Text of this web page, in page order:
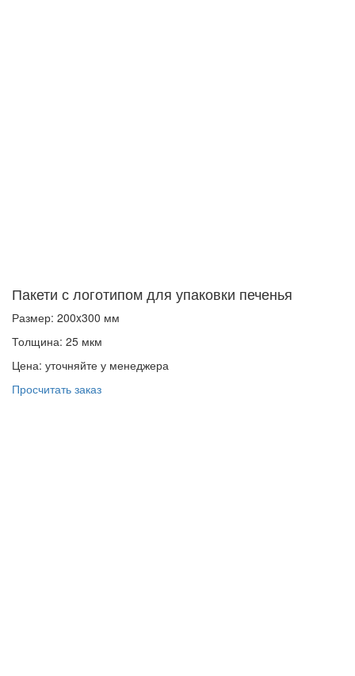
Пакети с логотипом для упаковки печенья
Размер: 200x300 мм
Толщина: 25 мкм
Цена: уточняйте у менеджера
Просчитать заказ